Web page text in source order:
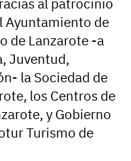
al patrocinio
Ayuntamiento de
de Lanzarote -a
Juventud,
la Sociedad de
los Centros de
y Gobierno
Turismo de